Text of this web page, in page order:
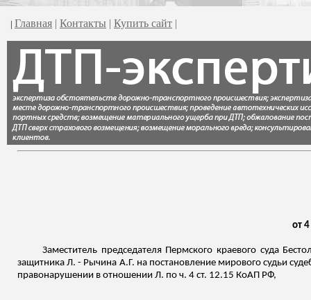
| Главная | Контакты | Купить сайт |
от
Заместитель председателя Пермского краевого суда
защитника Л. - Рычина А.Г. на постановление мирового судьи
правонарушении в отношении Л. по ч. 4 ст. 12.15 КоАП РФ,